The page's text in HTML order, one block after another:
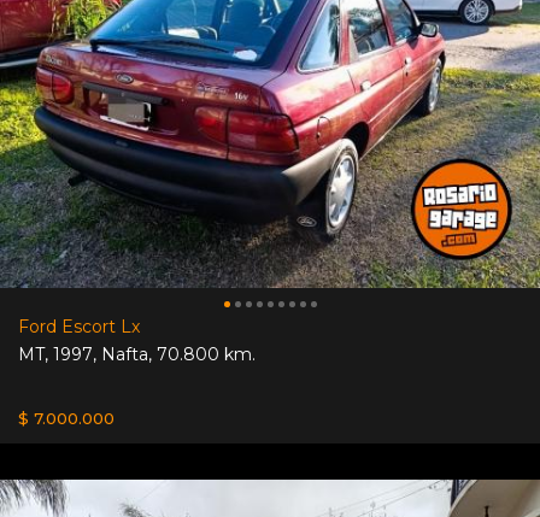
Ford Escort Lx
MT, 1997, Nafta, 70.800 km.
$ 7.000.000